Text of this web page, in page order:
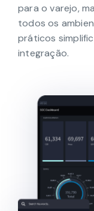
qualquer
para o varejo,
todos os
práticos